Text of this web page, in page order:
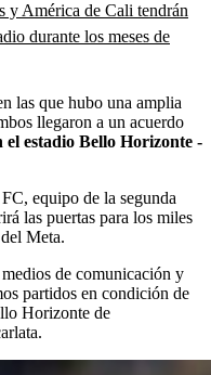
y América de Cali tendrán
durante los meses de
las que hubo una amplia
llegaron a un acuerdo
estadio Bello Horizonte -
equipo de la segunda
las puertas para los miles
Meta.
de comunicación y
partidos en condición de
Horizonte de